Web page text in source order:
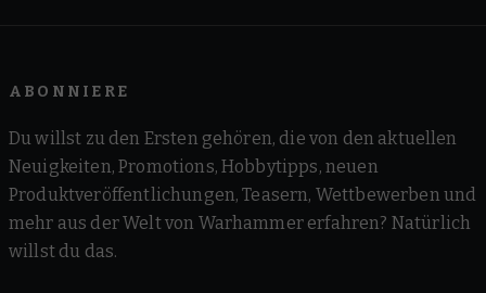
ABONNIERE
Du willst zu den Ersten gehören, die von den aktuellen
Neuigkeiten, Promotions, Hobbytipps, neuen
Produktveröffentlichungen, Teasern, Wettbewerben und
mehr aus der Welt von Warhammer erfahren? Natürlich
willst du das.